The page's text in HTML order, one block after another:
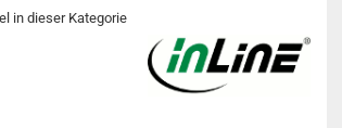
in dieser Kategorie